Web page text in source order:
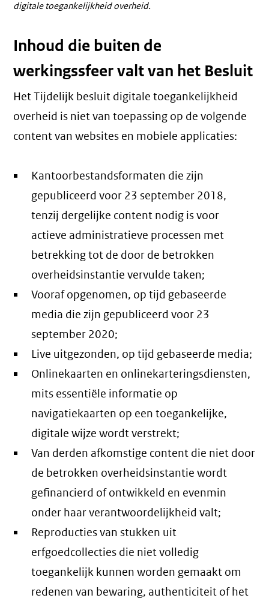
link)
link)
digitale toegankelijkheid overheid.
Inhoud die buiten de
werkingssfeer valt van het Besluit
Het Tijdelijk besluit digitale toegankelijkheid
overheid is niet van toepassing op de volgende
content van websites en mobiele applicaties:
Kantoorbestandsformaten die zijn
gepubliceerd voor 23 september 2018,
tenzij dergelijke content nodig is voor
actieve administratieve processen met
betrekking tot de door de betrokken
overheidsinstantie vervulde taken;
Vooraf opgenomen, op tijd gebaseerde
media die zijn gepubliceerd voor 23
september 2020;
Live uitgezonden, op tijd gebaseerde media;
Onlinekaarten en onlinekarteringsdiensten,
mits essentiële informatie op
navigatiekaarten op een toegankelijke,
digitale wijze wordt verstrekt;
Van derden afkomstige content die niet door
de betrokken overheidsinstantie wordt
gefinancierd of ontwikkeld en evenmin
onder haar verantwoordelijkheid valt;
Reproducties van stukken uit
erfgoedcollecties die niet volledig
toegankelijk kunnen worden gemaakt om
redenen van bewaring, authenticiteit of het